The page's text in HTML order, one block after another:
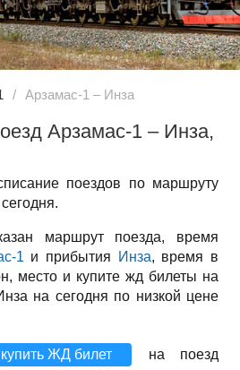
Арзамас-1 – Инза
Арзамас-1 – Инза,
поездов по маршруту
маршрут поезда, время
1 и прибытия Инза, время в
место и купите жд билеты на
на сегодня по низкой цене
купить ЖД билет
на поезд